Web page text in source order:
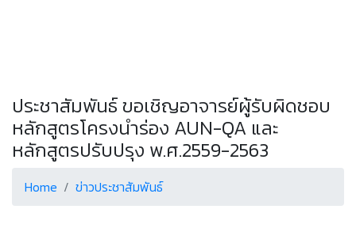
ประชาสัมพันธ์ ขอเชิญอาจารย์ผู้รับผิดชอบ
หลักสูตรโครงนำร่อง AUN-QA และ
หลักสูตรปรับปรุง พ.ศ.2559-2563
Home ข่าวประชาสัมพันธ์